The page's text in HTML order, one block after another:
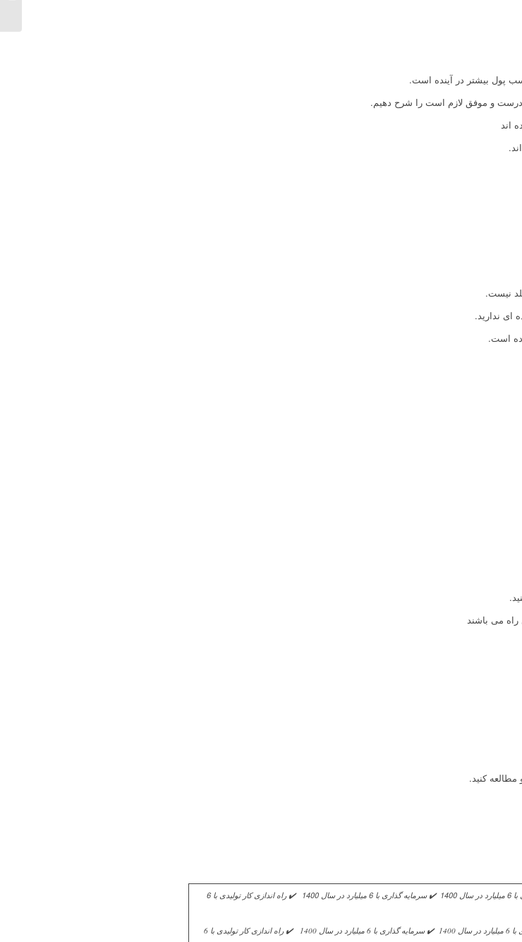
پول بیشتر در آینده است.
درست و موفق لازم است را شرح دهیم.
اند
نیست.
ای ندارید.
است.
می باشند
کنید.
بهترین کار با 6 میلیارد در سال 1400 ✔️ بهترین راه برای سرمایه گذاری با 6 میلیارد در سال 1400 ✔️ سرمایه گذاری با 6 میلیارد در سال 1400 ✔️ راه اندازی کار تولیدی با 6